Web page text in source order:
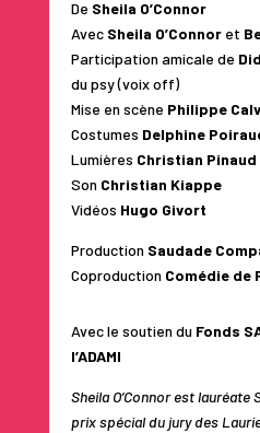
De Sheila O’Connor
Avec Sheila O’Connor et
Participation amicale de
du psy (voix off)
Mise en scène Philippe
Costumes Delphine
Lumières Christian Pinaud
Son Christian Kiappe
Vidéos Hugo Givort
Production Saudade
Coproduction Comédie de
Avec le soutien du Fonds
l’ADAMI
Sheila O’Connor est lauréate
prix spécial du jury des